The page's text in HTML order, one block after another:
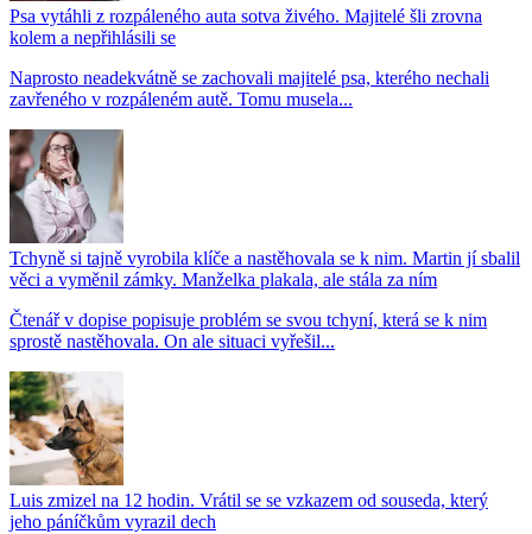
Psa vytáhli z rozpáleného auta sotva živého. Majitelé šli zrovna
kolem a nepřihlásili se
Naprosto neadekvátně se zachovali majitelé psa, kterého nechali
zavřeného v rozpáleném autě. Tomu musela...
Tchyně si tajně vyrobila klíče a nastěhovala se k nim. Martin jí sbalil
věci a vyměnil zámky. Manželka plakala, ale stála za ním
Čtenář v dopise popisuje problém se svou tchyní, která se k nim
sprostě nastěhovala. On ale situaci vyřešil...
Luis zmizel na 12 hodin. Vrátil se se vzkazem od souseda, který
jeho páníčkům vyrazil dech